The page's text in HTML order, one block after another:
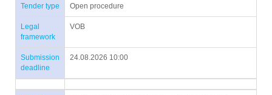
Tender type Open procedure
Legal
framework
VOB
Submission
deadline
24.08.2026 10:00